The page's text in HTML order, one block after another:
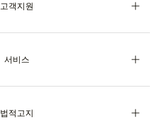
고객지원
서비스
법적고지